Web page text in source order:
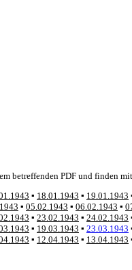
PDF und finden
▪ 18.01.1943 ▪ 19.01.1943
▪ 05.02.1943 ▪ 06.02.1943 ▪
▪ 23.02.1943 ▪ 24.02.1943
▪ 19.03.1943 ▪ 23.03.1943
▪ 12.04.1943 ▪ 13.04.1943